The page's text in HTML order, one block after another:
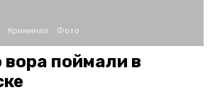
Криминал Фото:
вора поймали в